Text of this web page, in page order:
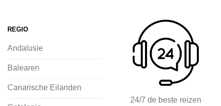
vliegvakantie zoeken en boeken bij
2Spanje.nl, met een team dat altijd
klaarstaat om eventuele vragen te
beantwoorden en ervoor te zorgen dat
jij met een gerust hart op vakantie kunt
REGIO
Andalusie
Balearen
Canarische Eilanden
24/7 de beste reizen